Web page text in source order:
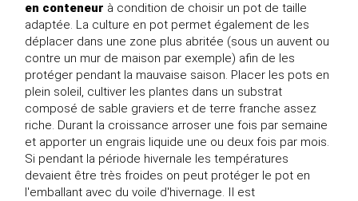
en conteneur à condition de choisir un pot de taille
adaptée. La culture en pot permet également de les
déplacer dans une zone plus abritée (sous un auvent ou
contre un mur de maison par exemple) afin de les
protéger pendant la mauvaise saison. Placer les pots en
plein soleil, cultiver les plantes dans un substrat
composé de sable graviers et de terre franche assez
riche. Durant la croissance arroser une fois par semaine
et apporter un engrais liquide une ou deux fois par mois.
Si pendant la période hivernale les températures
devaient être très froides on peut protéger le pot en
l'emballant avec du voile d'hivernage. Il est